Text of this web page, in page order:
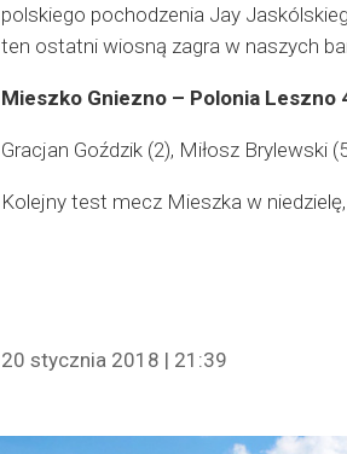
polskiego pochodzenia Jay
ten ostatni wiosną zagra w naszych
Mieszko Gniezno – Polonia Leszno
Gracjan Goździk (2), Miłosz Brylewski
Kolejny test mecz Mieszka w
20 stycznia 2018 | 21:39